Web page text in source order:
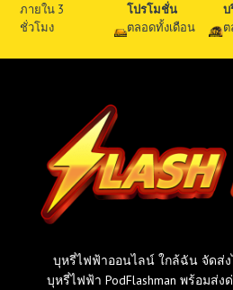
ภายใน 3
ชั่วโมง
โปรโมชั่น
ตลอดทั้งเดือน
บ
บุหรี่ไฟฟ้าออนไลน์ ใกล้ฉัน จัดส่
บุหรี่ไฟฟ้า PodFlashman พร้อมส่